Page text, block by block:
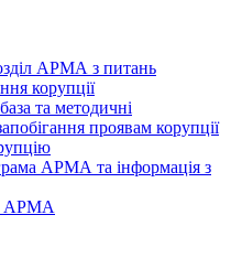
АРМА з питань
корупції
та методичні
проявам корупції
АРМА та інформація з
АРМА